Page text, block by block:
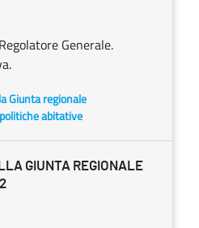
Generale.
Giunta regionale
abitative
GIUNTA REGIONALE